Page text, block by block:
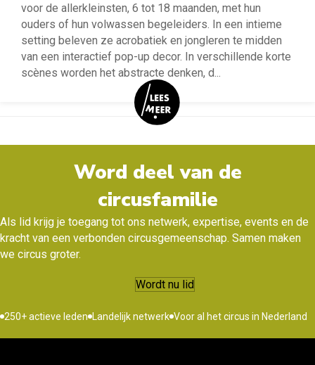
voor de allerkleinsten, 6 tot 18 maanden, met hun
ouders of hun volwassen begeleiders. In een intieme
setting beleven ze acrobatiek en jongleren te midden
van een interactief pop-up decor. In verschillende korte
scènes worden het abstracte denken, d
Word deel van de
circusfamilie
Als lid krijg je toegang tot ons netwerk, expertise, events en de
kracht van een verbonden circusgemeenschap. Samen maken
we circus groter.
Wordt nu lid
250+ actieve leden Landelijk netwerk Voor al het circus in Nederland